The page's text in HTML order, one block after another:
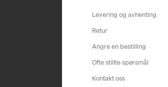
Levering og avhenting
Retur
Angre en bestilling
Ofte stillte spørsmål
Kontakt oss